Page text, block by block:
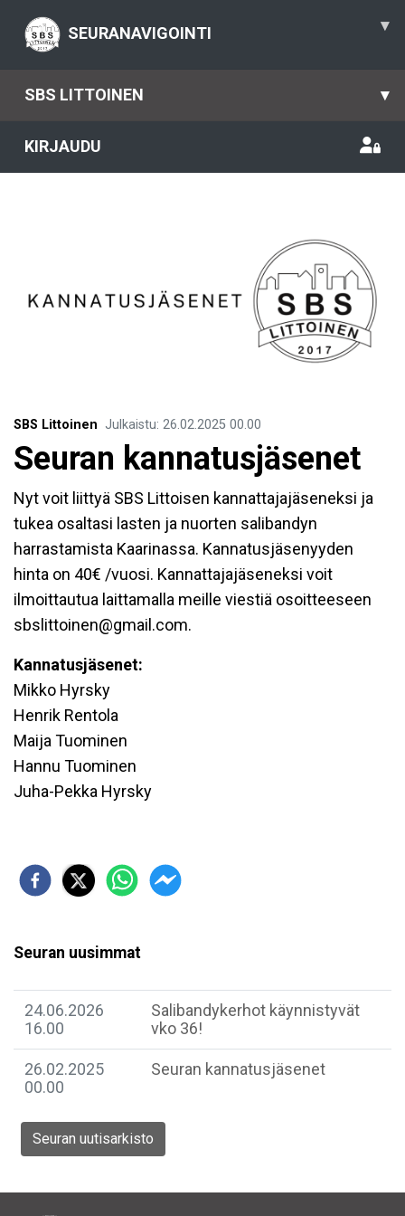
SEURANAVIGOINTI ▾
SBS LITTOINEN ▾
KIRJAUDU
SBS Littoinen Julkaistu: 26.02.2025 00.00
Seuran kannatusjäsenet
Nyt voit liittyä SBS Littoisen kannattajajäseneksi ja
tukea osaltasi lasten ja nuorten salibandyn
harrastamista Kaarinassa. Kannatusjäsenyyden
hinta on 40€ /vuosi. Kannattajajäseneksi voit
ilmoittautua laittamalla meille viestiä osoitteeseen
sbslittoinen@gmail.com.
Kannatusjäsenet:
Mikko Hyrsky
Henrik Rentola
Maija Tuominen
Hannu Tuominen
Juha-Pekka Hyrsky
Seuran uusimmat
24.06.2026
16.00
Salibandykerhot käynnistyvät
vko 36!
26.02.2025
00.00
Seuran kannatusjäsenet
Seuran uutisarkisto